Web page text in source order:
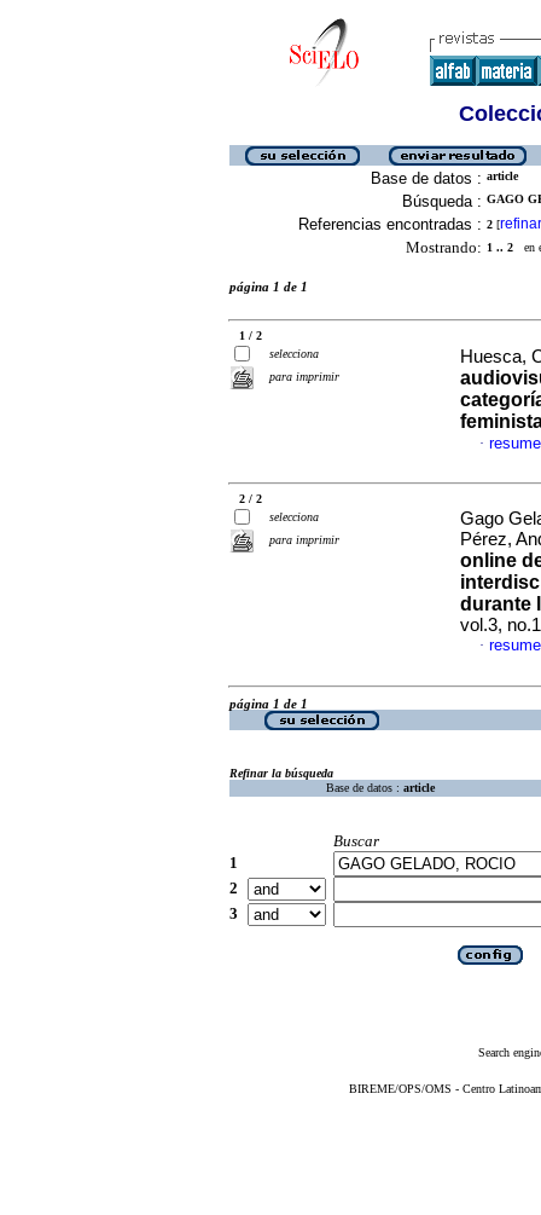
Base de datos : article
Búsqueda : GAGO
Referencias encontradas : 2 [refinar
Mostrando: 1 .. 2 en
página 1 de 1
1 / 2
selecciona
para imprimir
Huesca,
·
2 / 2
selecciona
para imprimir
Gago
Pérez,
online
durante
vol.3,
·
página 1 de 1
Refinar la búsqueda
Base de datos : article
Buscar
1
2
3
Search
BIREME/OPS/OMS - Centro